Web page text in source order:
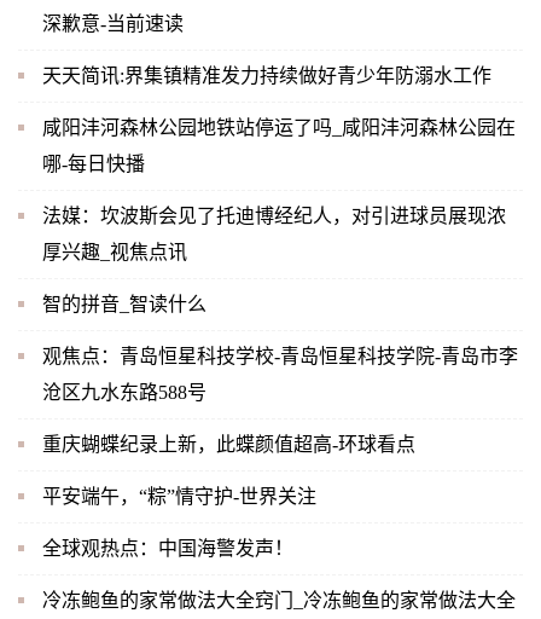
深歉意-当前速读
天天简讯:界集镇精准发力持续做好青少年防溺水工作
咸阳沣河森林公园地铁站停运了吗_咸阳沣河森林公园在
哪-每日快播
法媒：坎波斯会见了托迪博经纪人，对引进球员展现浓
厚兴趣_视焦点讯
智的拼音_智读什么
观焦点：青岛恒星科技学校-青岛恒星科技学院-青岛市李
沧区九水东路588号
重庆蝴蝶纪录上新，此蝶颜值超高-环球看点
平安端午，“粽”情守护-世界关注
全球观热点：中国海警发声！
冷冻鲍鱼的家常做法大全窍门_冷冻鲍鱼的家常做法大全